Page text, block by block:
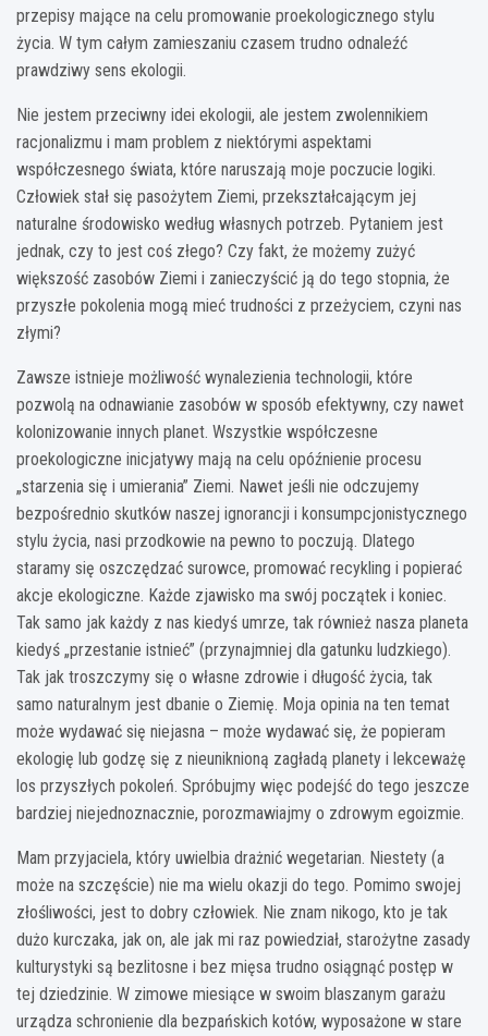
przepisy mające na celu promowanie proekologicznego stylu
życia. W tym całym zamieszaniu czasem trudno odnaleźć
prawdziwy sens ekologii.
Nie jestem przeciwny idei ekologii, ale jestem zwolennikiem
racjonalizmu i mam problem z niektórymi aspektami
współczesnego świata, które naruszają moje poczucie logiki.
Człowiek stał się pasożytem Ziemi, przekształcającym jej
naturalne środowisko według własnych potrzeb. Pytaniem jest
jednak, czy to jest coś złego? Czy fakt, że możemy zużyć
większość zasobów Ziemi i zanieczyścić ją do tego stopnia, że
przyszłe pokolenia mogą mieć trudności z przeżyciem, czyni nas
złymi?
Zawsze istnieje możliwość wynalezienia technologii, które
pozwolą na odnawianie zasobów w sposób efektywny, czy nawet
kolonizowanie innych planet. Wszystkie współczesne
proekologiczne inicjatywy mają na celu opóźnienie procesu
„starzenia się i umierania” Ziemi. Nawet jeśli nie odczujemy
bezpośrednio skutków naszej ignorancji i konsumpcjonistycznego
stylu życia, nasi przodkowie na pewno to poczują. Dlatego
staramy się oszczędzać surowce, promować recykling i popierać
akcje ekologiczne. Każde zjawisko ma swój początek i koniec.
Tak samo jak każdy z nas kiedyś umrze, tak również nasza planeta
kiedyś „przestanie istnieć” (przynajmniej dla gatunku ludzkiego).
Tak jak troszczymy się o własne zdrowie i długość życia, tak
samo naturalnym jest dbanie o Ziemię. Moja opinia na ten temat
może wydawać się niejasna – może wydawać się, że popieram
ekologię lub godzę się z nieuniknioną zagładą planety i lekceważę
los przyszłych pokoleń. Spróbujmy więc podejść do tego jeszcze
bardziej niejednoznacznie, porozmawiajmy o zdrowym egoizmie.
Mam przyjaciela, który uwielbia drażnić wegetarian. Niestety (a
może na szczęście) nie ma wielu okazji do tego. Pomimo swojej
złośliwości, jest to dobry człowiek. Nie znam nikogo, kto je tak
dużo kurczaka, jak on, ale jak mi raz powiedział, starożytne zasady
kulturystyki są bezlitosne i bez mięsa trudno osiągnąć postęp w
tej dziedzinie. W zimowe miesiące w swoim blaszanym garażu
urządza schronienie dla bezpańskich kotów, wyposażone w stare